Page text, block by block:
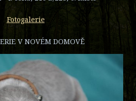
Fotogalerie
V NOVÉM DOMOVĚ